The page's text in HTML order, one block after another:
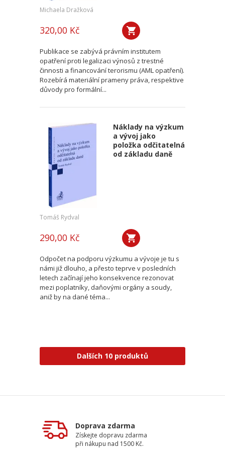
Michaela Dražková
320,00 Kč
Publikace se zabývá právním institutem
opatření proti legalizaci výnosů z trestné
činnosti a financování terorismu (AML opatření).
Rozebírá materiální prameny práva, respektive
důvody pro formální...
Náklady na výzkum
a vývoj jako
položka odčitatelná
od základu daně
Tomáš Rydval
290,00 Kč
Odpočet na podporu výzkumu a vývoje je tu s
námi již dlouho, a přesto teprve v posledních
letech začínají jeho konsekvence rezonovat
mezi poplatníky, daňovými orgány a soudy,
aniž by na dané téma...
Dalších 10 produktů
Doprava zdarma
Získejte dopravu zdarma
při nákupu nad 1500 Kč.